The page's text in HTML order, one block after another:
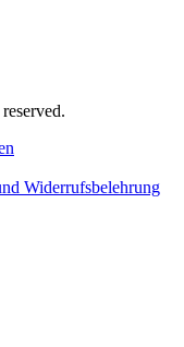
Widerrufsbelehrung